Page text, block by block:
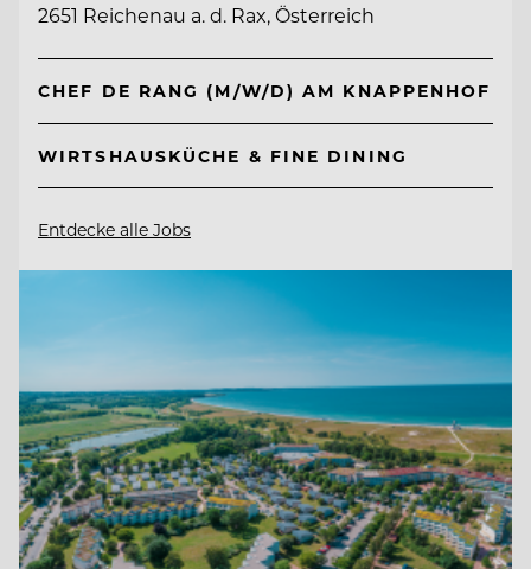
2651 Reichenau a. d. Rax, Österreich
CHEF DE RANG (M/W/D) AM KNAPPENHOF
WIRTSHAUSKÜCHE & FINE DINING
Entdecke alle Jobs